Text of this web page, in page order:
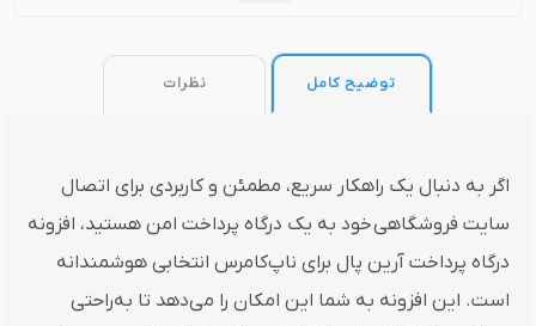
توضیح کامل نظرات
اگر به دنبال یک راهکار سریع، مطمئن و کاربردی برای اتصال
سایت فروشگاهیخود به یک درگاه پرداخت امن هستید، افزونه
درگاه پرداخت آرین پال برای ناپ‌کامرس انتخابی هوشمندانه
است. این افزونه به شما این امکان را می‌دهد تا به‌راحتی